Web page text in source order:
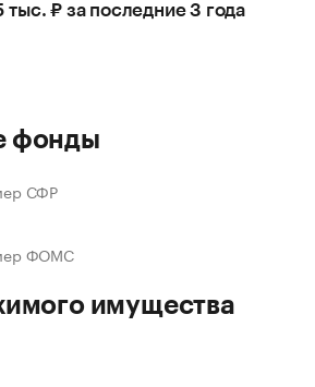
тыс. ₽ за последние 3 года
фонды
СФР
ФОМС
имущества